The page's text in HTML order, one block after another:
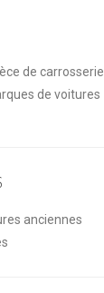
de carrosserie
de voitures
anciennes